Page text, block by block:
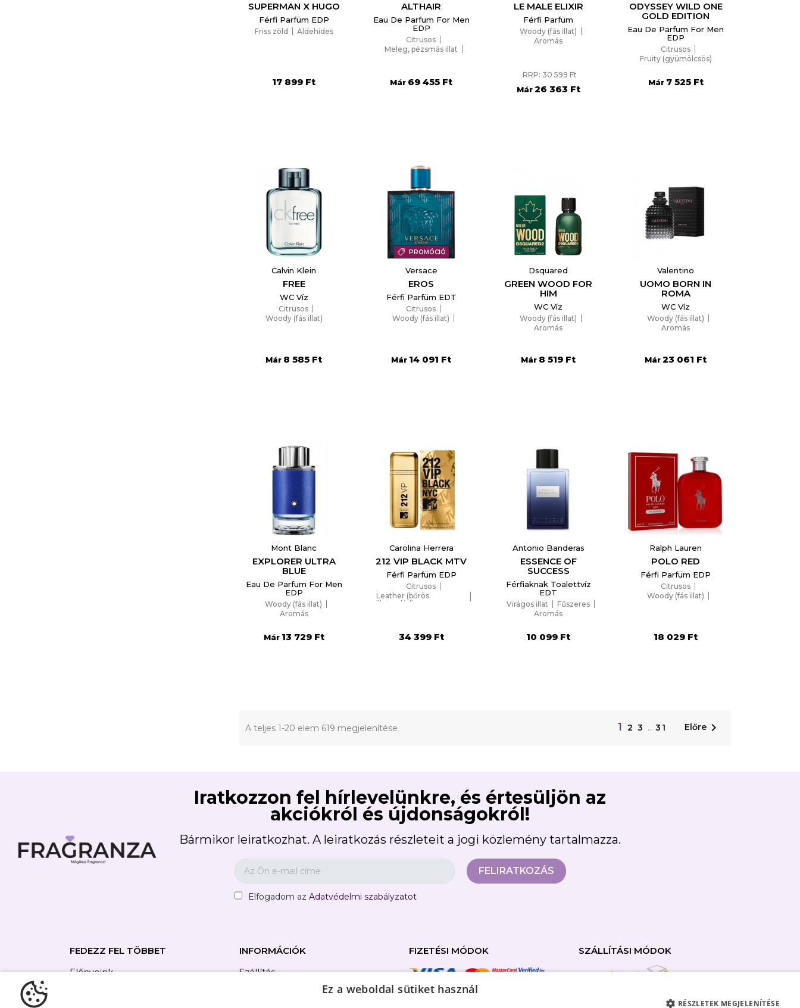
SUPERMAN X HUGO
Férfi Parfüm EDP
Friss zöld Aldehides
17 899 Ft
ALTHAIR
Eau De Parfum For Men
EDP
Citrusos
Meleg, pézsmás illat
Már 69 455 Ft
LE MALE ELIXIR
Férfi Parfüm
Woody (fás illat)
Aromás
Már
RRP: 30 599 Ft
26 363 Ft
ODYSSEY WILD ONE
GOLD EDITION
Eau De Parfum For Men
EDP
Citrusos
Fruity (gyümölcsös)
Már 7 525 Ft
Calvin Klein
FREE
WC Víz
Citrusos
Woody (fás illat)
Már 8 585 Ft
PROMÓCIÓ
Versace
EROS
Férfi Parfüm EDT
Citrusos
Woody (fás illat)
Már 14 091 Ft
Dsquared
GREEN WOOD FOR
HIM
WC Víz
Woody (fás illat)
Aromás
Már 8 519 Ft
Valentino
UOMO BORN IN
ROMA
WC Víz
Woody (fás illat)
Aromás
Már23 061 Ft
Mont Blanc
EXPLORER ULTRA
BLUE
Eau De Parfum For Men
EDP
Woody (fás illat)
Aromás
Már 13 729 Ft
Carolina Herrera
212 VIP BLACK MTV
Férfi Parfüm EDP
Citrusos
Leather (bőrös
illatcsalád)
34 399 Ft
Antonio Banderas
ESSENCE OF
SUCCESS
Férfiaknak Toalettvíz
EDT
Virágos illat
Fűszeres
Aromás
10 099 Ft
Ralph Lauren
POLO RED
Férfi Parfüm EDP
Citrusos
Woody (fás illat)
18 029 Ft
A teljes 1-20 elem 619 megjelenítése 1 2 3 … 31 Előre 
Iratkozzon fel hírlevelünkre, és értesüljön az
akciókról és újdonságokról!
Bármikor leiratkozhat. A leiratkozás részleteit a jogi közlemény tartalmazza.
Elfogadom az Adatvédelmi szabályzatot
FEDEZZ FEL TÖBBET
Előnyeink
INFORMÁCIÓK
Szállítás
Felhasználási feltételek
FIZETÉSI MÓDOK SZÁLLÍTÁSI MÓDOK
Отказ Create wishlist
Ez a weboldal sütiket használ
RÉSZLETEK MEGJELENÍTÉSE